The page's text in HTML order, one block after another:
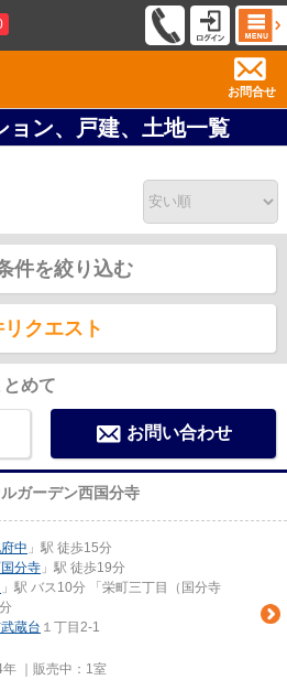
お問合せ
ョン、戸建、土地一覧
件を絞り込む
クエスト
めて
お問い合わせ
ガーデン西国分寺
中 」駅 徒歩15分
分寺 」駅 徒歩19分
」駅 バス10分 「栄町三丁目（国分寺
武蔵台 １丁目2-1
｜販売中： 1室